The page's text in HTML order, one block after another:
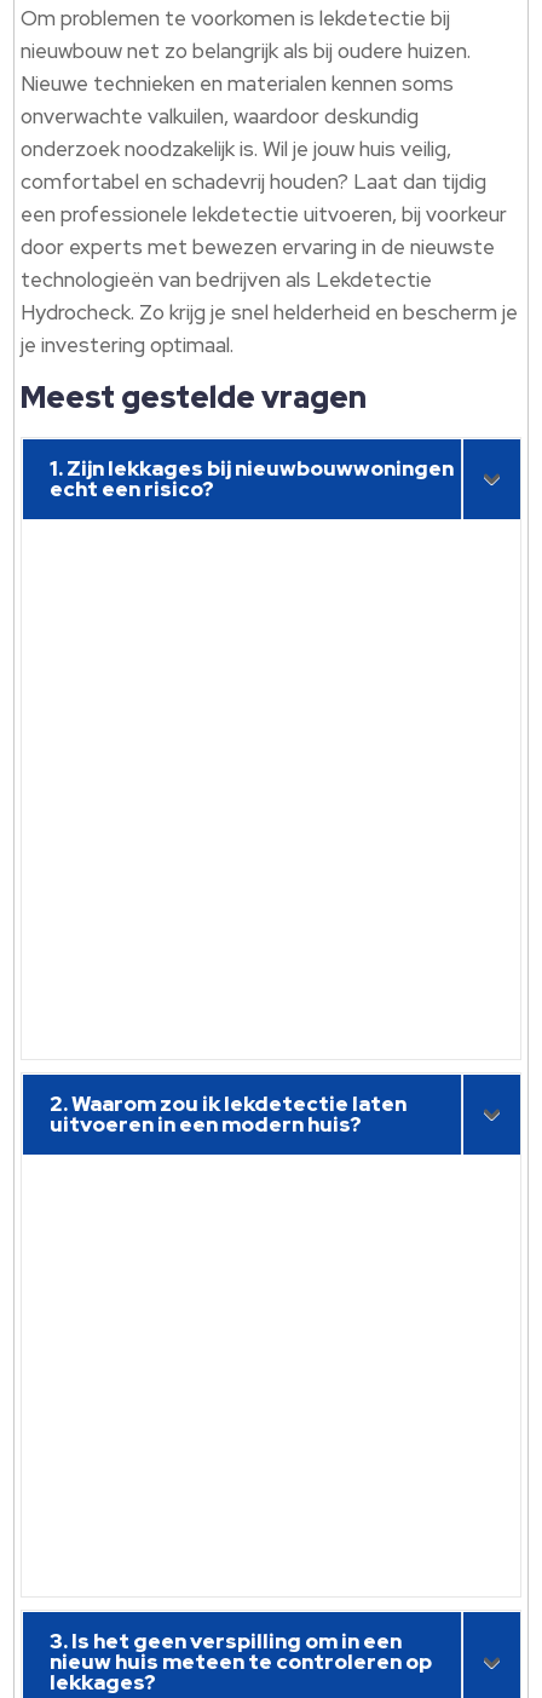
Om problemen te voorkomen is lekdetectie bij
nieuwbouw net zo belangrijk als bij oudere huizen.
Nieuwe technieken en materialen kennen soms
onverwachte valkuilen, waardoor deskundig
onderzoek noodzakelijk is. Wil je jouw huis veilig,
comfortabel en schadevrij houden? Laat dan tijdig
een professionele lekdetectie uitvoeren, bij voorkeur
door experts met bewezen ervaring in de nieuwste
technologieën van bedrijven als Lekdetectie
Hydrocheck. Zo krijg je snel helderheid en bescherm je
je investering optimaal.
Meest gestelde vragen
1. Zijn lekkages bij nieuwbouwwoningen
echt een risico?
2. Waarom zou ik lekdetectie laten
uitvoeren in een modern huis?
3. Is het geen verspilling om in een
nieuw huis meteen te controleren op
lekkages?